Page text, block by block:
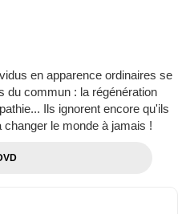
en apparence ordinaires se
du commun : la régénération
Ils ignorent encore qu'ils
le monde à jamais !